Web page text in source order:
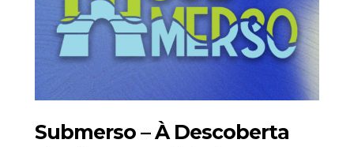
Submerso – À Descoberta